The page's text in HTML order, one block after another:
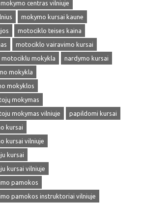
mokymo centras vilniuje
mokymo kursai kaune
motociklo teises kaina
motociklo vairavimo kursai
motociklu mokykla
nardymo kursai
mokykla
mokyklos
mokymas
mokymas vilniuje
papildomi kursai
kursai
kursai vilniuje
kursai
kursai vilniuje
pamokos
pamokos instruktoriai vilniuje